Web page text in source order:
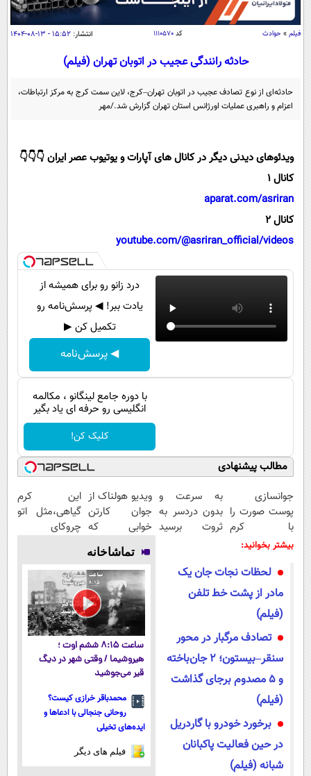
سیاسی
اقتصاد
حوادث
یک برش دانایی
بین الملل
باشگاه مغز
مجله تصویری سلاح
اقتصاد
فناوری
گوناگون
حوادث
سلامت
بین الملل
اجتماعی
حیات وحش
سیاست خارجی
عصر ایران 2
داستان کوتاه
روانشناسی
آشپزی
فیلم » حوادث کد۱۱۱۰۵۷۰ انتشار: ۱۵:۵۲ - ۱۳-۰۸-۱۴۰۴
حادثه رانندگی عجیب در اتوبان تهران (فیلم)
حادثه‌ای از نوع تصادف عجیب در اتوبان تهران–کرج، لاین سمت کرج به مرکز ارتباطات،
اعزام و راهبری عملیات اورژانس استان تهران گزارش شد./مهر
ویدئوهای دیدنی دیگر در کانال های آپارات و یوتیوب عصر ایران 👇👇👇
کانال 1
aparat.com/asriran
کانال 2
youtube.com/@asriran_official/videos
درد زانو رو برای همیشه از
یادت ببر! ◀ پرسش‌نامه رو
تکمیل کن ▶
◀ پرسش‌نامه
با دوره جامع لینگانو ، مکالمه
انگلیسی رو حرفه ای یاد بگیر
کلیک کن!
مطالب پیشنهادی
جوانسازی
پوست صورت را
با کرم
ضدچروک
کنید!
به سرعت و
بدون دردسر به
ثروت برسید
پولسازی)
ویدیو هولناک از
جوان کارتن
خوابی که
میلیاردر شد.
آموزش رایگان
این کرم
گیاهی،مثل اتو
چروکای
بیشتر بخوانید:
لحظات نجات جان یک
مادر از پشت خط تلفن
(فیلم)
تصادف مرگبار در محور
سنقر–بیستون؛ ۲ جان‌باخته
و ۵ مصدوم برجای گذاشت
(فیلم)
برخورد خودرو با گاردریل
در حین فعالیت پاکبانان
شبانه (فیلم)
تماشاخانه
ساعت ۸:۱۵ ششم اوت ؛
هیروشیما / وقتی شهر در دیگ
قیر می‌جوشید
محمدباقر خرازی کیست؟
روحانی جنجالی با ادعاها و
ایده‌های تخیلی
فیلم های دیگر